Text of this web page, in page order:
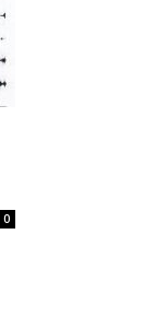
0